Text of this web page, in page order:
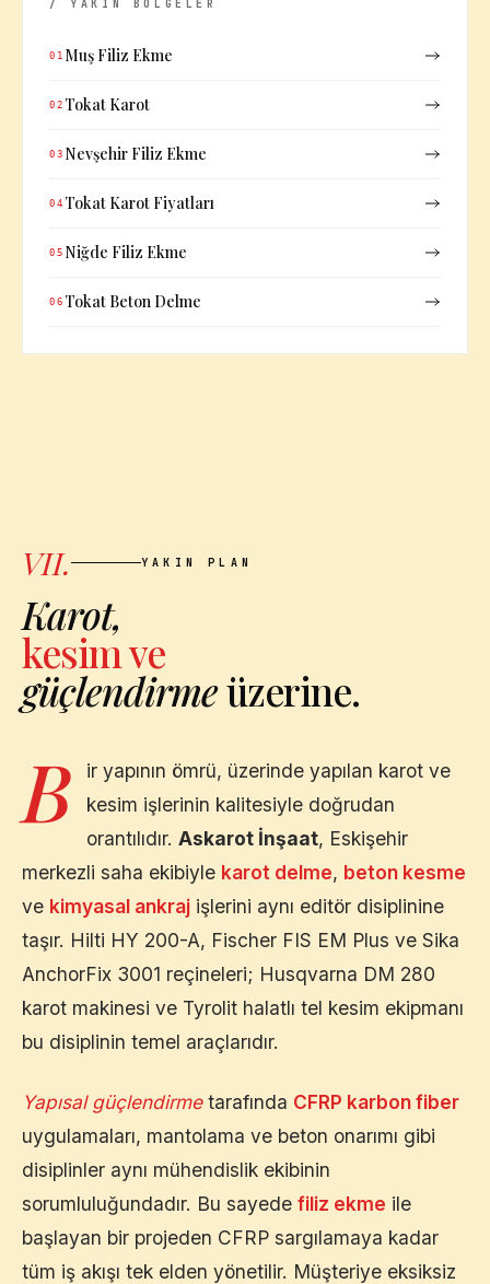
/ YAKIN BÖLGELER
01 Muş Filiz Ekme
02 Tokat Karot
03 Nevşehir Filiz Ekme
04 Tokat Karot Fiyatları
05 Niğde Filiz Ekme
06 Tokat Beton Delme
VII. YAKIN PLAN
Karot,
kesim ve
güçlendirmeüzerine.
B
ir yapının ömrü, üzerinde yapılan karot ve
kesim işlerinin kalitesiyle doğrudan
orantılıdır. Askarot İnşaat, Eskişehir
merkezli saha ekibiyle karot delme, beton kesme
ve kimyasal ankraj işlerini aynı editör disiplinine
taşır. Hilti HY 200-A, Fischer FIS EM Plus ve Sika
AnchorFix 3001 reçineleri; Husqvarna DM 280
karot makinesi ve Tyrolit halatlı tel kesim ekipmanı
bu disiplinin temel araçlarıdır.
Yapısal güçlendirmetarafında CFRP karbon fiber
uygulamaları, mantolama ve beton onarımı gibi
disiplinler aynı mühendislik ekibinin
sorumluluğundadır. Bu sayede filiz ekme ile
başlayan bir projeden CFRP sargılamaya kadar
tüm iş akışı tek elden yönetilir. Müşteriye eksiksiz